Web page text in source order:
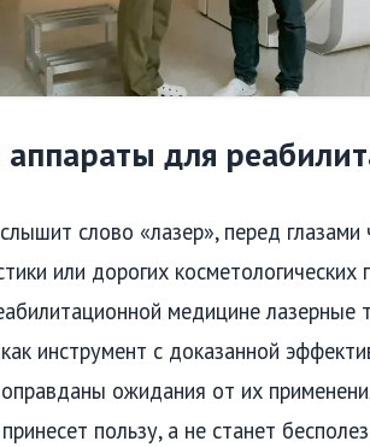
для
слово «лазер», перед
или дорогих
медицине лазерные
инструмент с доказанной
ожидания от их
пользу, а не станет